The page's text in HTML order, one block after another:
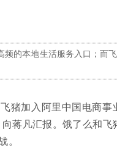
频的本地生活服务入口；而
猪加入阿里中国电商事
蒋凡汇报。饿了么和飞
。